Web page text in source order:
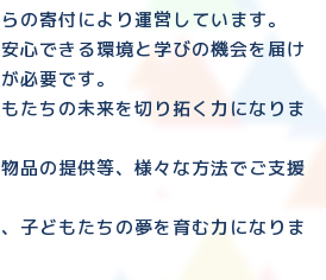
の寄付により運営しています。
心できる環境と 学びの機会を届け
必要です。
たちの未来を切り拓く力になりま
品の提供等、様々な方法でご支援
子どもたちの夢を育む力になりま